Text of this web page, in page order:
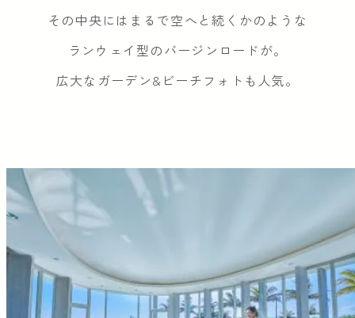
その中央にはまるで空へと続くかのような
ランウェイ型のバージンロードが。
広大なガーデン&ビーチフォトも人気。